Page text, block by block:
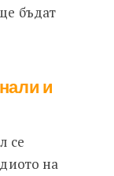
бъдат
и
се
на